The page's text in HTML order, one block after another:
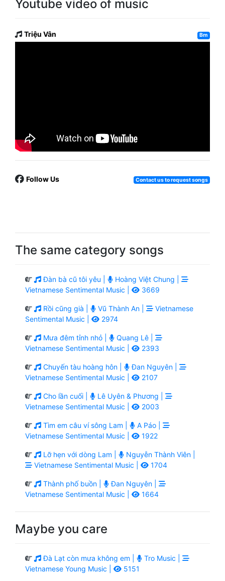
Youtube video of music
Triệu Vân Bm
Follow Us Contact us to request songs
The same category songs
Đàn bà cũ tôi yêu |
Hoàng Việt Chung |
Vietnamese Sentimental Music |
3669
Rồi cũng già | Vũ Thành An |
Vietnamese
Sentimental Music |
2974
Mưa đêm tỉnh nhỏ |
Quang Lê |
Vietnamese Sentimental Music |
2393
Chuyến tàu hoàng hôn |
Đan Nguyên |
Vietnamese Sentimental Music |
2107
Cho lần cuối |
Lê Uyên & Phương |
Vietnamese Sentimental Music |
2003
Tìm em câu ví sông Lam |
A Páo |
Vietnamese Sentimental Music |
1922
Lỡ hẹn với dòng Lam |
Nguyễn Thành Viên |
Vietnamese Sentimental Music |
1704
Thành phố buồn |
Đan Nguyên |
Vietnamese Sentimental Music |
1664
Maybe you care
Đà Lạt còn mưa không em |
Tro Music |
Vietnamese Young Music |
5151